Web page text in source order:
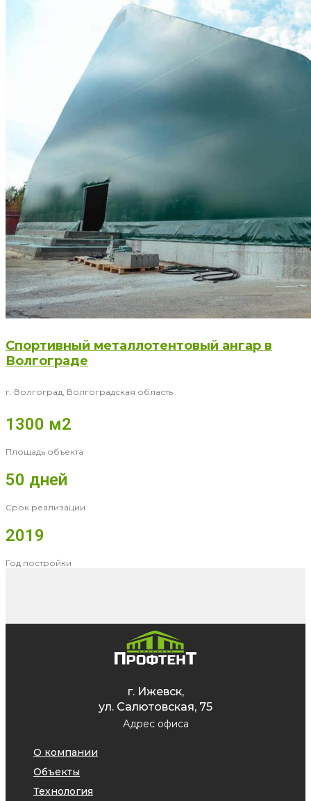
Спортивный металлотентовый ангар в
Волгограде
г. Волгоград, Волгоградская область
1300 м2
Площадь объекта
50 дней
Срок реализации
2019
Год постройки
г. Ижевск,
ул. Салютовская, 75
Адрес офиса
О компании
Объекты
Технология